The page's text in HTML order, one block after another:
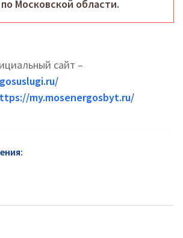
по Московской области.
сайт –
my.mosenergosbyt.ru/